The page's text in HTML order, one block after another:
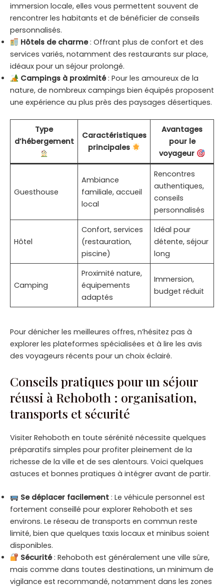
immersion locale, elles vous permettent souvent de
rencontrer les habitants et de bénéficier de conseils
personnalisés.
Hôtels de charme: Offrant plus de confort et des
services variés, notamment des restaurants sur place,
idéaux pour un séjour prolongé.
Campings à proximité: Pour les amoureux de la
nature, de nombreux campings bien équipés proposent
une expérience au plus près des paysages désertiques.
Type
d’hébergement
Caractéristiques
principales
Avantages
pour le
voyageur
Guesthouse
Ambiance
familiale, accueil
local
Rencontres
authentiques,
conseils
personnalisés
Hôtel
Confort, services
(restauration,
piscine)
Idéal pour
détente, séjour
long
Camping
Proximité nature,
équipements
adaptés
Immersion,
budget réduit
Pour dénicher les meilleures offres, n’hésitez pas à
explorer les plateformes spécialisées et à lire les avis
des voyageurs récents pour un choix éclairé.
Conseils pratiques pour un séjour
réussi à Rehoboth : organisation,
transports et sécurité
Visiter Rehoboth en toute sérénité nécessite quelques
préparatifs simples pour profiter pleinement de la
richesse de la ville et de ses alentours. Voici quelques
astuces et bonnes pratiques à intégrer avant de partir.
Se déplacer facilement: Le véhicule personnel est
fortement conseillé pour explorer Rehoboth et ses
environs. Le réseau de transports en commun reste
limité, bien que quelques taxis locaux et minibus soient
disponibles.
Sécurité: Rehoboth est généralement une ville sûre,
mais comme dans toutes destinations, un minimum de
vigilance est recommandé, notamment dans les zones